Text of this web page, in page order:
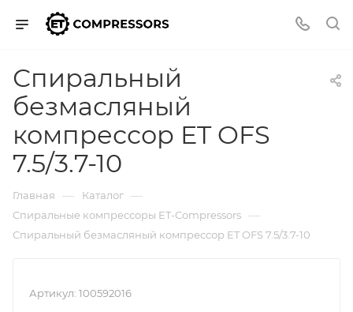
Спиральный
безмасляный
компрессор ET OFS
7.5/3.7-10
Главная — Каталог —
Спиральные компрессоры ET-Compressors —
Спиральный безмасляный компрессор ET OFS 7.5/3.7-10
Артикул: 100592016